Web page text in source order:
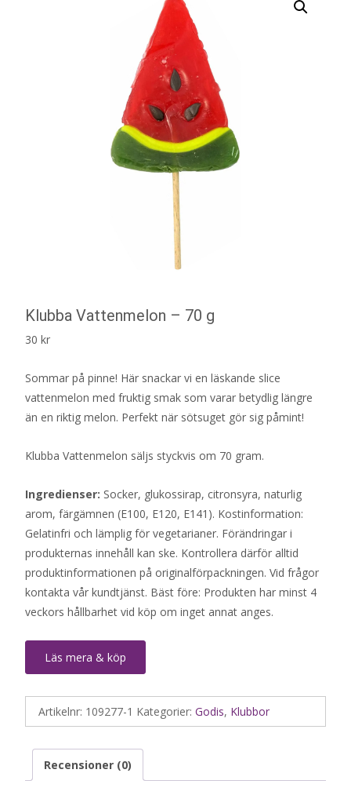
Klubba Vattenmelon – 70 g
30 kr
Sommar på pinne! Här snackar vi en läskande slice
vattenmelon med fruktig smak som varar betydlig längre
än en riktig melon. Perfekt när sötsuget gör sig påmint!
Klubba Vattenmelon säljs styckvis om 70 gram.
Ingredienser: Socker, glukossirap, citronsyra, naturlig
arom, färgämnen (E100, E120, E141). Kostinformation:
Gelatinfri och lämplig för vegetarianer. Förändringar i
produkternas innehåll kan ske. Kontrollera därför alltid
produktinformationen på originalförpackningen. Vid frågor
kontakta vår kundtjänst. Bäst före: Produkten har minst 4
veckors hållbarhet vid köp om inget annat anges.
Läs mera & köp
Artikelnr: 109277-1 Kategorier: Godis, Klubbor
Recensioner (0)